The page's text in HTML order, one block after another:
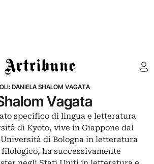
Artribune
DANIELA SHALOM VAGATA
Vagata
specifico di lingua e letteratura
di Kyoto, vive in Giappone dal
di Bologna in letteratura
ha successivamente